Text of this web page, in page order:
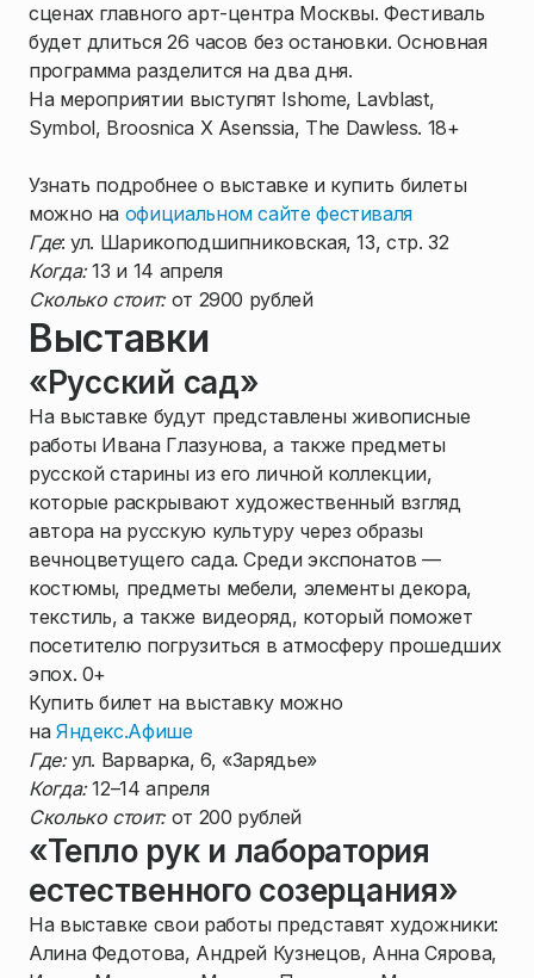
сценах главного арт-центра Москвы. Фестиваль
будет длиться 26 часов без остановки. Основная
программа разделится на два дня.
На мероприятии выступят Ishome, Lavblast,
Symbol, Broosnica X Asenssia, The Dawless. 18+
Узнать подробнее о выставке и купить билеты
можно на официальном сайте фестиваля
Где: ул. Шарикоподшипниковская, 13, стр. 32
Когда:13 и 14 апреля
Сколько стоит:от 2900 рублей
Выставки
«Русский сад»
На выставке будут представлены живописные
работы Ивана Глазунова, а также предметы
русской старины из его личной коллекции,
которые раскрывают художественный взгляд
автора на русскую культуру через образы
вечноцветущего сада. Среди экспонатов —
костюмы, предметы мебели, элементы декора,
текстиль, а также видеоряд, который поможет
посетителю погрузиться в атмосферу прошедших
эпох. 0+
Купить билет на выставку можно
на Яндекс.Афише
Где:ул. Варварка, 6, «Зарядье»
Когда:12–14 апреля
Сколько стоит:от 200 рублей
«Тепло рук и лаборатория
естественного созерцания»
На выставке свои работы представят художники:
Алина Федотова, Андрей Кузнецов, Анна Сярова,